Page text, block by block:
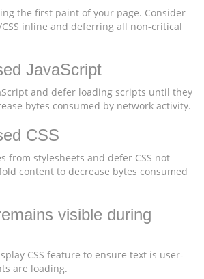
the first paint of your page. Consider
inline and deferring all non-critical
JavaScript
and defer loading scripts until they
bytes consumed by network activity.
CSS
from stylesheets and defer CSS not
content to decrease bytes consumed
visible during
CSS feature to ensure text is user-
are loading.